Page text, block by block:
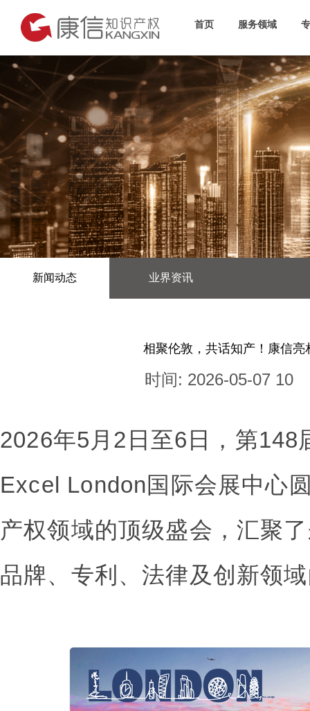
首页 服务领域
新闻动态 业界资讯
相聚伦敦，共话知产！康信亮
时间: 2026-05-07 10
2026年5月2日至6日，第148
Excel London国际会展中心
产权领域的顶级盛会，汇聚
品牌、专利、法律及创新领